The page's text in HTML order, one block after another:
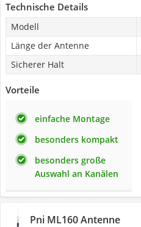
Technische Details
Modell
Länge der Antenne
Sicherer Halt
Vorteile
einfache Montage
besonders kompakt
besonders große
Auswahl an Kanälen
Pni ML160 Antenne